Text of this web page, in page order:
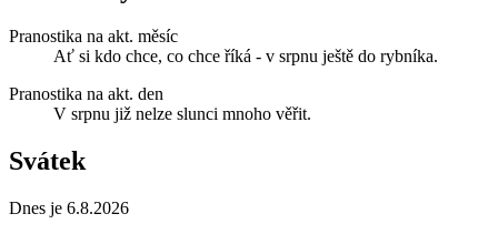
Pranostika na akt. měsíc
Ať si kdo chce, co chce říká - v srpnu ještě do rybníka.
Pranostika na akt. den
V srpnu již nelze slunci mnoho věřit.
Svátek
Dnes je 6.8.2026